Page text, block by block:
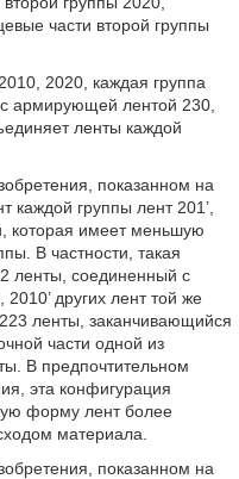
части второй группы
2020, каждая группа
с армирующей лентой 230,
ленты каждой
показанном на
каждой группы лент 201’,
которая имеет меньшую
В частности, такая
ленты, соединенный с
других лент той же
ленты, заканчивающийся
части одной из
В предпочтительном
эта конфигурация
форму лент более
материала.
показанном на